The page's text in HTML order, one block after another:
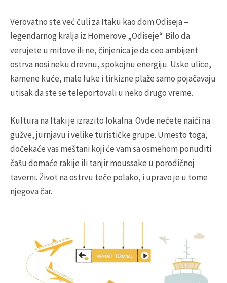
Verovatno ste već čuli za Itaku kao dom Odiseja –
legendarnog kralja iz Homerove „Odiseje“. Bilo da
verujete u mitove ili ne, činjenica je da ceo ambijent
ostrva nosi neku drevnu, spokojnu energiju. Uske ulice,
kamene kuće, male luke i tirkizne plaže samo pojačavaju
utisak da ste se teleportovali u neko drugo vreme.
Kultura na Itaki je izrazito lokalna. Ovde nećete naići na
gužve, jurnjavu i velike turističke grupe. Umesto toga,
dočekaće vas meštani koji će vam sa osmehom ponuditi
čašu domaće rakije ili tanjir moussake u porodičnoj
taverni. Život na ostrvu teče polako, i upravo je u tome
njegova čar.